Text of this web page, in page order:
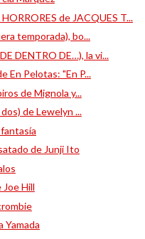
de JACQUES T...
temporada), bo...
DENTRO DE…), la vi...
En Pelotas: "En P...
de Mignola y...
de Lewelyn ...
de Junji Ito
Hill
Yamada